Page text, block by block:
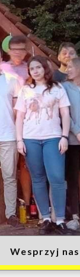
Wesprzyj nas